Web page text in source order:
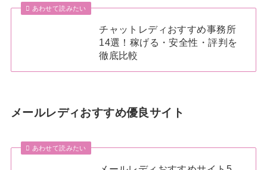
あわせて読みたい
チャットレディおすすめ事務所
14選！稼げる・安全性・評判を
徹底比較
メールレディおすすめ優良サイト
あわせて読みたい